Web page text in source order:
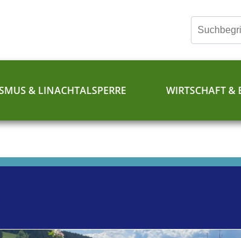
& LINACHTALSPERRE WIRTSCHAFT &